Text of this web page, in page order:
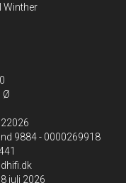
Winther
Ø
9884 - 0000269918
juli 2026